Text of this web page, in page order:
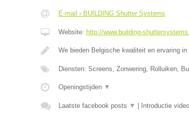
E-mail › BUILDING Shutter Systems
Website: http://www.building-
We bieden Belgische kwaliteit en ervaring
Diensten: Screens, Zonwering, Rolluiken,
Openingstijden ▼
Laatste facebook posts ▼ Introductie video